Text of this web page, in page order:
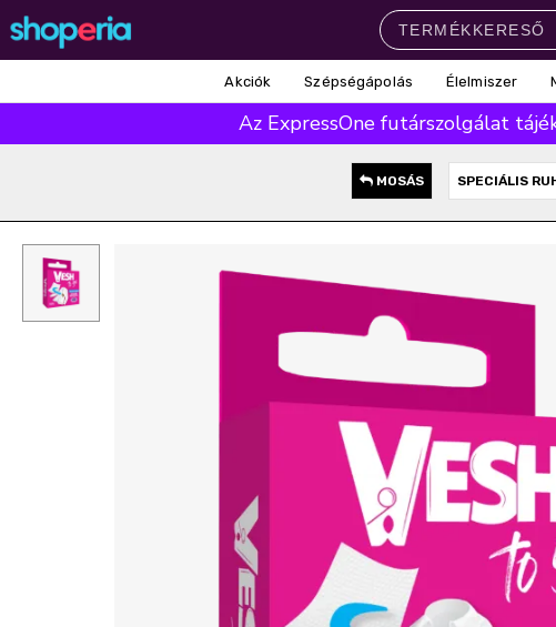
Élelmiszer
Népszerű márkák
Pampers
Akciók Szépségápolás Élelmiszer
Az ExpressOne futárszolgálat
MOSÁS SPECIÁLIS